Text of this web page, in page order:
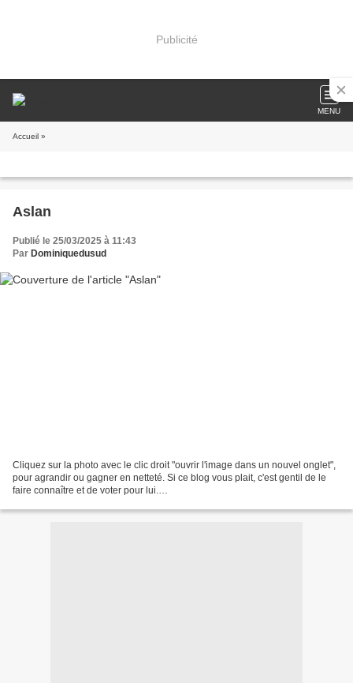
Publicité
MENU
Accueil »
Aslan
Publié le 25/03/2025 à 11:43
Par Dominiquedusud
Cliquez sur la photo avec le clic droit "ouvrir l'image dans un nouvel onglet",
pour agrandir ou gagner en netteté. Si ce blog vous plait, c'est gentil de le
faire connaître et de voter pour lui.